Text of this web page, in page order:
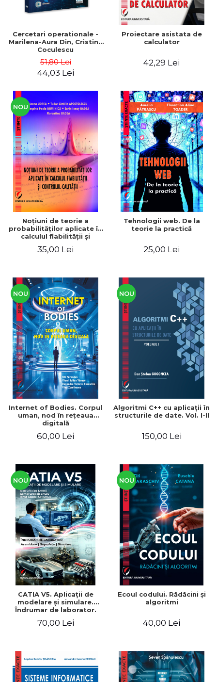
Cercetari operationale -
Marilena-Aura Din, Cristina
Coculescu
51,80 Lei
44,03 Lei
Proiectare asistata de
calculator
42,29 Lei
NOU
Noţiuni de teorie a
probabilităţilor aplicate în
calculul fiabilităţii şi
35,00 Lei
Tehnologii web. De la
teorie la practică
25,00 Lei
NOU
Internet of Bodies. Corpul
uman, nod în reţeaua
digitală
60,00 Lei
NOU
Algoritmi C++ cu aplicaţii în
structurile de date. Vol. I-II
150,00 Lei
NOU
CATIA V5. Aplicaţii de
modelare şi simulare.
Îndrumar de laborator.
facultăţile cu profil
70,00 Lei
NOU
Ecoul codului. Rădăcini şi
algoritmi
40,00 Lei